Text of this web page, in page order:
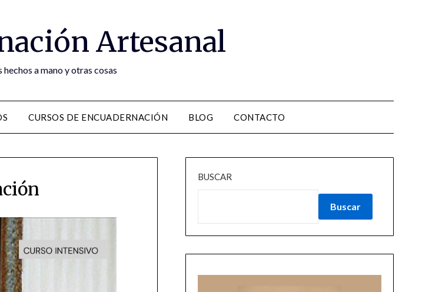
Artesanal
hechos a mano y otras cosas
CURSOS DE ENCUADERNACIÓN BLOG CONTACTO
BUSCAR
Buscar